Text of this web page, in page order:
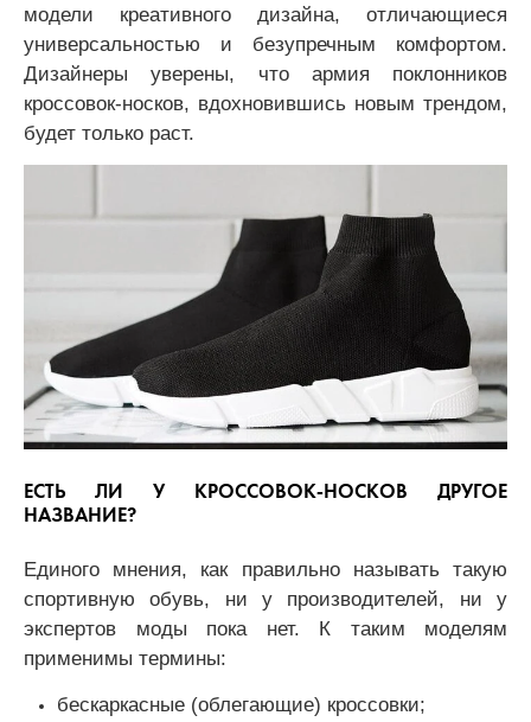
модели креативного дизайна, отличающиеся
универсальностью и безупречным комфортом.
Дизайнеры уверены, что армия поклонников
кроссовок-носков, вдохновившись новым трендом,
будет только раст.
ЕСТЬ ЛИ У КРОССОВОК-НОСКОВ ДРУГОЕ
НАЗВАНИЕ?
Единого мнения, как правильно называть такую
спортивную обувь, ни у производителей, ни у
экспертов моды пока нет. К таким моделям
применимы термины:
бескаркасные (облегающие) кроссовки;